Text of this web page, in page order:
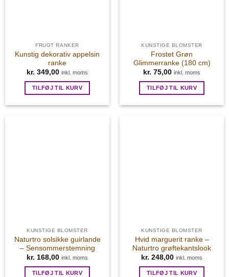
FRUGT RANKER
Kunstig dekorativ appelsin
ranke
kr. 349,00 inkl. moms
TILFØJ TIL KURV
KUNSTIGE BLOMSTER
Frostet Grøn
Glimmerranke (180 cm)
kr. 75,00 inkl. moms
TILFØJ TIL KURV
KUNSTIGE BLOMSTER
Naturtro solsikke guirlande
– Sensommerstemning
kr. 168,00 inkl. moms
TILFØJ TIL KURV
KUNSTIGE BLOMSTER
Hvid marguerit ranke –
Naturtro grøftekantslook
kr. 248,00 inkl. moms
TILFØJ TIL KURV